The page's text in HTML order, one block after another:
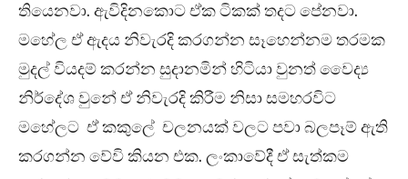
තියෙනවා. ඇවිදිනකොට ඒක ටිකක් තදට පේනවා.
මහේල ඒ ඇදය නිවැරදි කරගන්න සෑහෙන්නම තරමක
මුදල් වියදම් කරන්න සුදානමින් හිටියා වුනත් වෛද්‍ය
නිර්දේශ වුනේ ඒ නිවැරදි කිරීම නිසා සමහරවිට
මහේලට ඒ කකුලේ චලනයක් වලට පවා බලපෑම් ඇති
කරගන්න වේවි කියන එක. ලංකාවේදී ඒ සැත්කම